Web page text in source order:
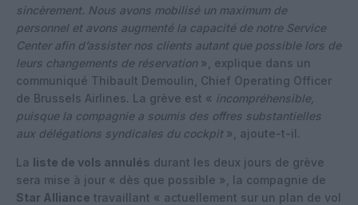
sincèrement. Nous avons mobilisé un maximum de
personnel et avons augmenté la capacité de notre Service
Center afin d’assister nos clients autant que possible lors de
leurs changements de réservation », explique dans un
communiqué Thibault Demoulin, Chief Operating Officer
de Brussels Airlines. La grève est « incompréhensible,
puisque la compagnie a soumis des offres substantielles
aux délégations syndicales du cockpit », ajoute-t-il.
La liste de vols annulés durant les deux jours de grève
sera mise à jour « dès que possible », la compagnie de
Star Alliance travaillant « actuellement sur un plan de vol